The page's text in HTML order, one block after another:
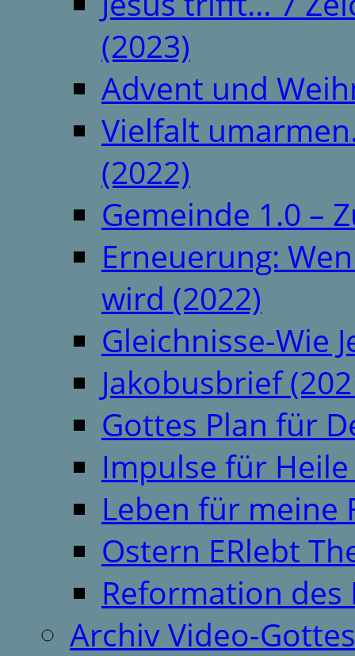
(2023)
Advent und
Vielfalt
(2022)
Gemeinde 1.0 –
Erneuerung:
wird (2022)
Gleichnisse-Wie
Jakobusbrief
Gottes Plan für
Impulse für
Leben für meine
Ostern ERlebt
Reformation des
Archiv Video-